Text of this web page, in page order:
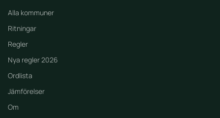
Alla kommuner
Ritningar
Regler
Nya regler 2026
Ordlista
Jämförelser
Om